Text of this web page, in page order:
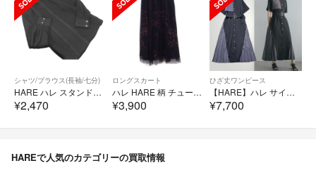
シャツ/ブラウス(長袖/七分)
HARE ハレ スタンドカラー ブラウス シャツ sizeF/黒 ■◇ レディース
¥2,470
ロングスカート
ハレ HARE 柄 チュール レイヤード プリーツ スカート ロング丈 F 黒
¥3,900
ひざ丈ワンピース
【HARE】ハレ サイドプリーツワンピース 2023SS ベルト付き
¥7,700
HAREで人気のカテゴリーの買取情報